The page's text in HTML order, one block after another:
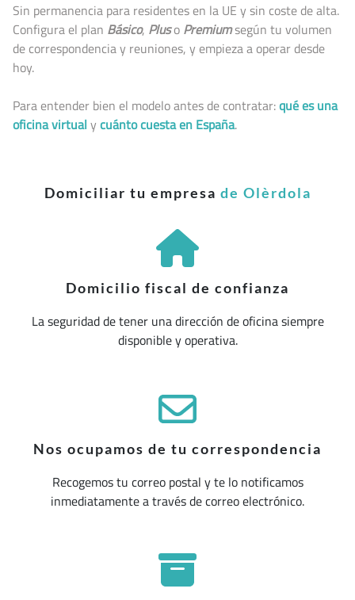
Sin permanencia para residentes en la UE y sin coste de alta.
Configura el plan Básico, Pluso Premiumsegún tu volumen
de correspondencia y reuniones, y empieza a operar desde
hoy.
Para entender bien el modelo antes de contratar:qué es una
oficina virtual ycuánto cuesta en España.
Domiciliar tu empresa de Olèrdola
Domicilio fiscal de confianza
La seguridad de tener una dirección de oficina siempre
disponible y operativa.
Nos ocupamos de tu correspondencia
Recogemos tu correo postal y te lo notificamos
inmediatamente a través de correo electrónico.